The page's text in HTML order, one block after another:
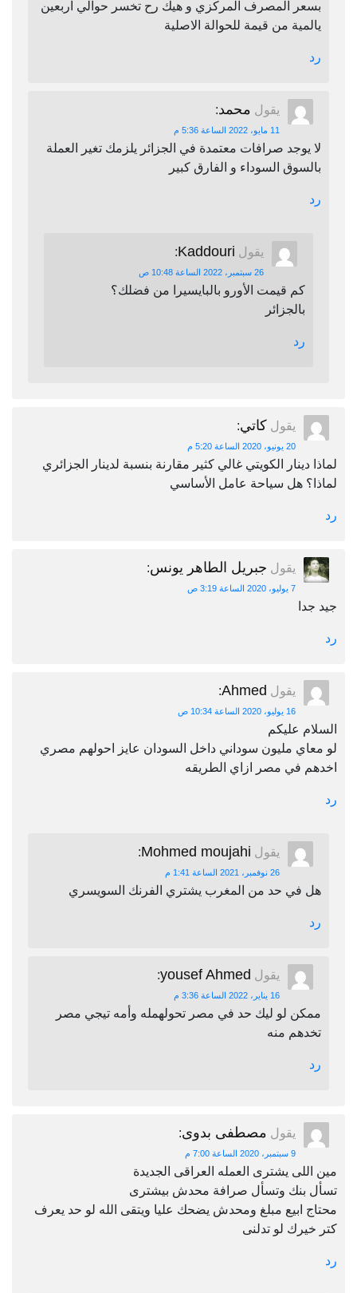
بسعر المصرف المركزي و هيك رح تخسر حوالي اربعين
يالمية من قيمة للحوالة الاصلية
رد
يقول محمد:
11 مايو، 2022 الساعة 5:36 م
لا يوجد صرافات معتمدة في الجزائر يلزمك تغير العملة
بالسوق السوداء و الفارق كبير
رد
يقول Kaddouri
:
26 سبتمبر، 2022 الساعة 10:48 ص
كم قيمت الأورو بالبايسيرا من فضلك؟
بالجزائر
رد
يقول كاتي:
20 يونيو، 2020 الساعة 5:20 م
لماذا دينار الكويتي غالي كثير مقارنة بنسبة لدينار الجزائري
لماذا؟ هل سياحة عامل الأساسي
رد
يقول جبريل الطاهر يونس:
7 يوليو، 2020 الساعة 3:19 ص
جيد جدا
رد
يقول Ahmed
:
16 يوليو، 2020 الساعة 10:34 ص
السلام عليكم
لو معاي مليون سوداني داخل السودان عايز احولهم مصري
اخدهم في مصر ازاي الطريقه
رد
يقول Mohmed moujahi
:
26 نوفمبر، 2021 الساعة 1:41 م
هل في حد من المغرب يشتري الفرنك السويسري
رد
يقول yousef Ahmed
:
16 يناير، 2022 الساعة 3:36 م
ممكن لو ليك حد في مصر تحولهمله وأمه تيجي مصر
تخدهم منه
رد
يقول مصطفى بدوى:
9 سبتمبر، 2020 الساعة 7:00 م
مين اللى يشترى العمله العراقى الجديدة
تسأل بنك وتسأل صرافة محدش بيشترى
محتاج ابيع مبلغ ومحدش يضحك عليا ويتقى الله لو حد يعرف
كتر خيرك لو تدلنى
رد